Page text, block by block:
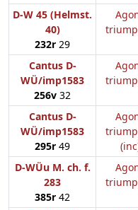
D-W 45 (Helmst.
40)
232r 29
Cantus D-
WÜ/imp1583
256v 32
Cantus D-
WÜ/imp1583
295r 49
D-WÜu M. ch. f.
283
385r 42